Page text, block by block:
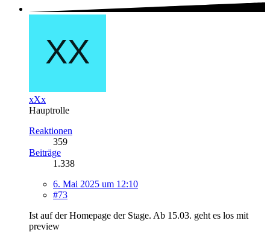
xXx
Hauptrolle
Reaktionen
359
Beiträge
1.338
6. Mai 2025 um 12:10
#73
Ist auf der Homepage der Stage. Ab 15.03. geht es los mit
preview